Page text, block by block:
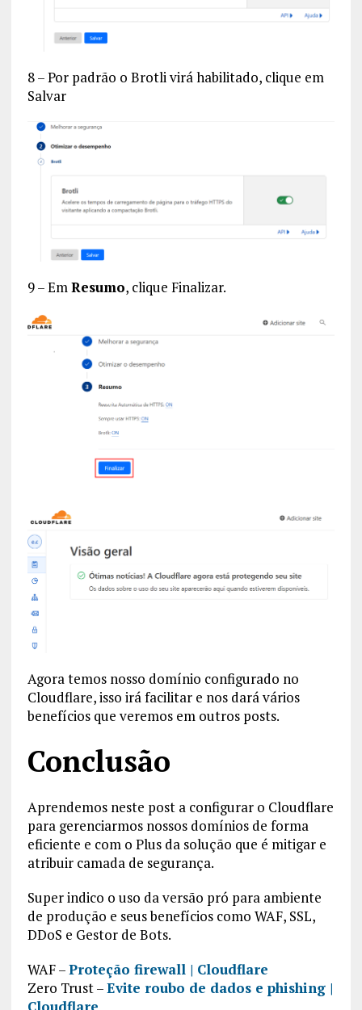
8 – Por padrão o Brotli virá habilitado, clique em
Salvar
9 – EmResumo, clique Finalizar.
Agora temos nosso domínio configurado no
Cloudflare, isso irá facilitar e nos dará vários
benefícios que veremos em outros posts.
Conclusão
Aprendemos neste post a configurar o Cloudflare
para gerenciarmos nossos domínios de forma
eficiente e com o Plus da solução que é mitigar e
atribuir camada de segurança.
Super indico o uso da versão pró para ambiente
de produção e seus benefícios como WAF, SSL,
DDoS e Gestor de Bots.
WAF –Proteção firewall | Cloudflare
Zero Trust –Evite roubo de dados e phishing |